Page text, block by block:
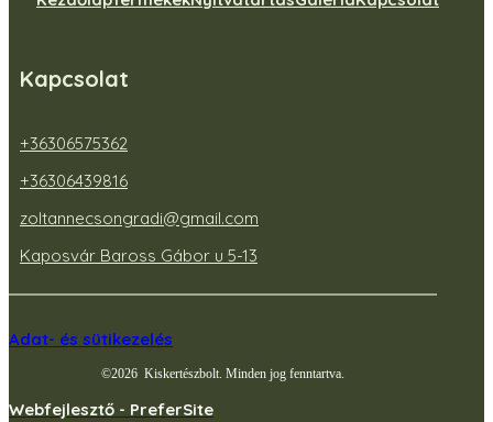
Kapcsolat
+36306575362
+36306439816
zoltannecsongradi@gmail.com
Kaposvár Baross Gábor u 5-13
Adat- és sütikezelés
©2026Kiskertészbolt. Minden jog fenntartva.
Webfejlesztő - PreferSite